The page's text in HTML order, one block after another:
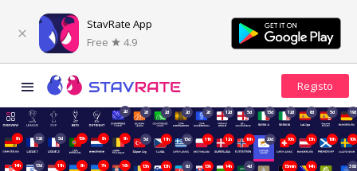
StavRate App
Free
4.9
2d 2d 2d 2d 2d 12d 5d 13d 12d 6d 5d 19d
9h 12d 5d 15h 8h 9h 5d 11h 13d 11h 12h 10h 20d 10h 13h 10h 10h
14h 13d 11h 8h 7h 16h 13h 13h 6d 13h 14h 4d 15min 14h 38d